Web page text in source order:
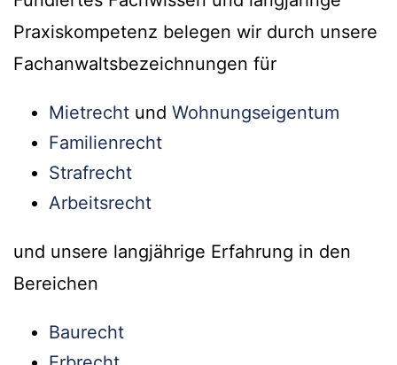
Praxiskompetenz belegen wir durch unsere
Fachanwaltsbezeichnungen für
Mietrecht und Wohnungseigentum
Familienrecht
Strafrecht
Arbeitsrecht
und unsere langjährige Erfahrung in den
Bereichen
Baurecht